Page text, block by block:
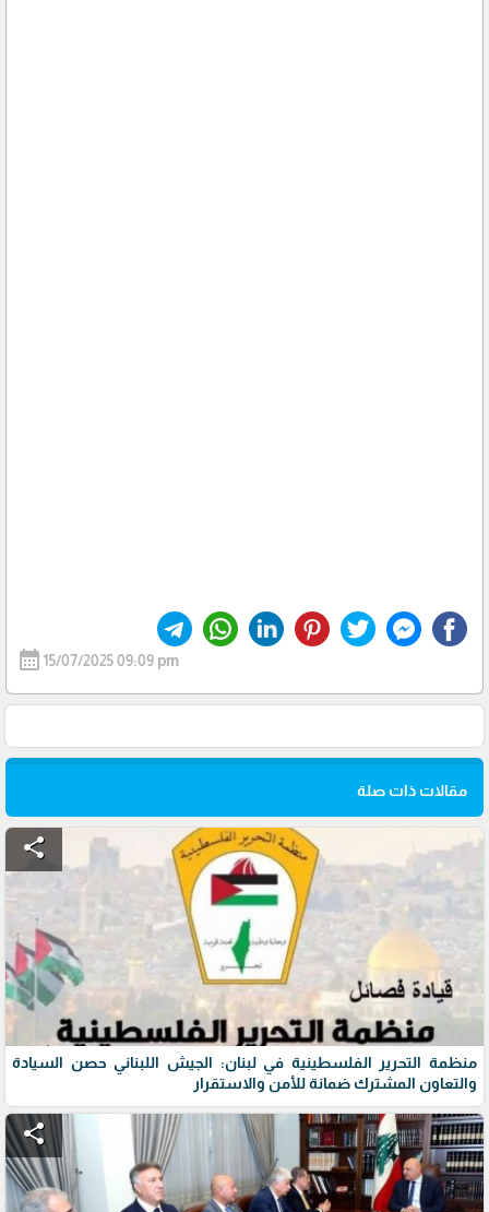
calendar_month 15/07/2025 09:09 pm
مقالات ذات صلة
share
منظمة التحرير الفلسطينية في لبنان: الجيش اللبناني حصن السيادة
والتعاون المشترك ضمانة للأمن والاستقرار
share